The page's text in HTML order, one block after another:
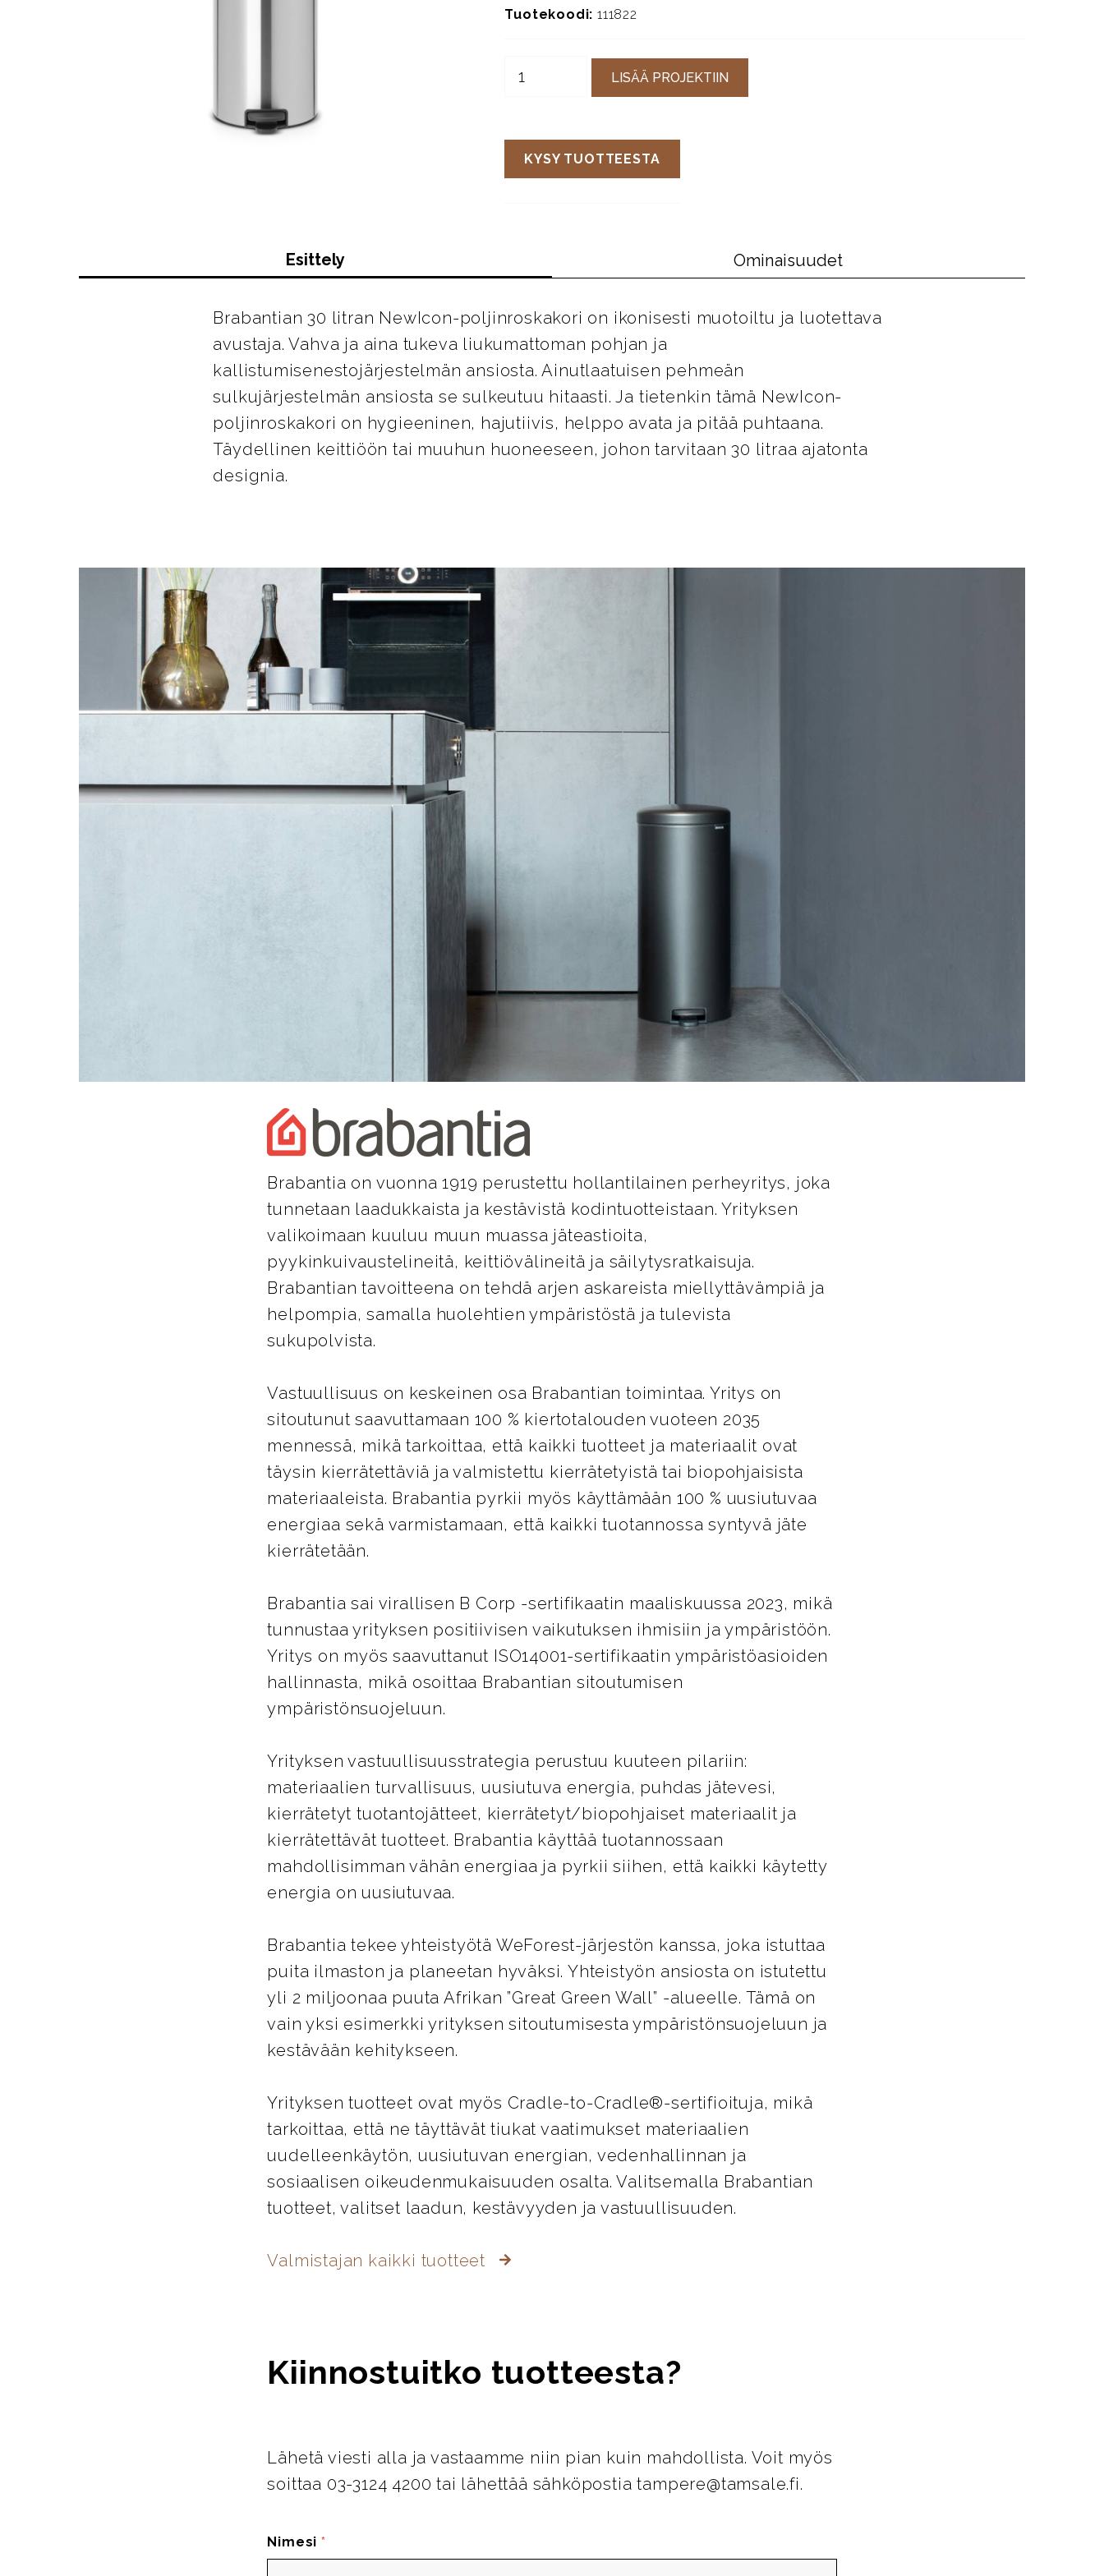
Tuotekoodi: 111822
LISÄÄ PROJEKTIIN
KYSY TUOTTEESTA
Esittely Ominaisuudet
Brabantian 30 litran NewIcon-poljinroskakori on ikonisesti muotoiltu ja luotettava
avustaja. Vahva ja aina tukeva liukumattoman pohjan ja
kallistumisenestojärjestelmän ansiosta. Ainutlaatuisen pehmeän
sulkujärjestelmän ansiosta se sulkeutuu hitaasti. Ja tietenkin tämä NewIcon-
poljinroskakori on hygieeninen, hajutiivis, helppo avata ja pitää puhtaana.
Täydellinen keittiöön tai muuhun huoneeseen, johon tarvitaan 30 litraa ajatonta
designia.
Brabantia on vuonna 1919 perustettu hollantilainen perheyritys, joka
tunnetaan laadukkaista ja kestävistä kodintuotteistaan. Yrityksen
valikoimaan kuuluu muun muassa jäteastioita,
pyykinkuivaustelineitä, keittiövälineitä ja säilytysratkaisuja.
Brabantian tavoitteena on tehdä arjen askareista miellyttävämpiä ja
helpompia, samalla huolehtien ympäristöstä ja tulevista
sukupolvista.
Vastuullisuus on keskeinen osa Brabantian toimintaa. Yritys on
sitoutunut saavuttamaan 100 % kiertotalouden vuoteen 2035
mennessä, mikä tarkoittaa, että kaikki tuotteet ja materiaalit ovat
täysin kierrätettäviä ja valmistettu kierrätetyistä tai biopohjaisista
materiaaleista. Brabantia pyrkii myös käyttämään 100 % uusiutuvaa
energiaa sekä varmistamaan, että kaikki tuotannossa syntyvä jäte
kierrätetään.
Brabantia sai virallisen B Corp -sertifikaatin maaliskuussa 2023, mikä
tunnustaa yrityksen positiivisen vaikutuksen ihmisiin ja ympäristöön.
Yritys on myös saavuttanut ISO14001-sertifikaatin ympäristöasioiden
hallinnasta, mikä osoittaa Brabantian sitoutumisen
ympäristönsuojeluun.
Yrityksen vastuullisuusstrategia perustuu kuuteen pilariin:
materiaalien turvallisuus, uusiutuva energia, puhdas jätevesi,
kierrätetyt tuotantojätteet, kierrätetyt/biopohjaiset materiaalit ja
kierrätettävät tuotteet. Brabantia käyttää tuotannossaan
mahdollisimman vähän energiaa ja pyrkii siihen, että kaikki käytetty
energia on uusiutuvaa.
Brabantia tekee yhteistyötä WeForest-järjestön kanssa, joka istuttaa
puita ilmaston ja planeetan hyväksi. Yhteistyön ansiosta on istutettu
yli 2 miljoonaa puuta Afrikan ”Great Green Wall” -alueelle. Tämä on
vain yksi esimerkki yrityksen sitoutumisesta ympäristönsuojeluun ja
kestävään kehitykseen.
Yrityksen tuotteet ovat myös Cradle-to-Cradle®-sertifioituja, mikä
tarkoittaa, että ne täyttävät tiukat vaatimukset materiaalien
uudelleenkäytön, uusiutuvan energian, vedenhallinnan ja
sosiaalisen oikeudenmukaisuuden osalta. Valitsemalla Brabantian
tuotteet, valitset laadun, kestävyyden ja vastuullisuuden.
Valmistajan kaikki tuotteet
Kiinnostuitko tuotteesta?
Lähetä viesti alla ja vastaamme niin pian kuin mahdollista. Voit myös
soittaa 03-3124 4200 tai lähettää sähköpostia tampere@tamsale.fi.
Nimesi *